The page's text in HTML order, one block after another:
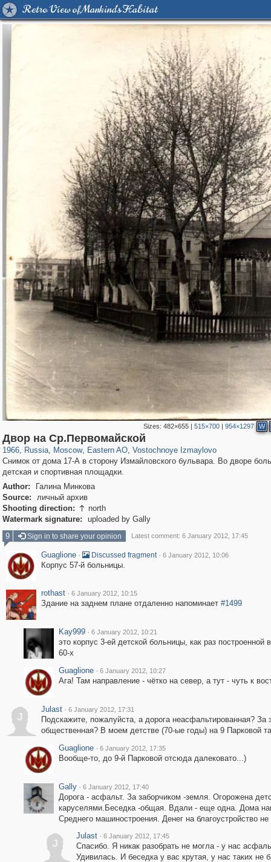
Retro View of Mankind's Habitat
Sizes:482×655 |515×700 |954×1297 W
Двор на Ср.Первомайской
1966, Russia
1,406,144 29,243
, Moscow
319,779 8,286
, Eastern AO
20,925 306
, Vostochnoye Izmaylovo
465
Снимок от дома 17-А в сторону Измайловского бульвара. Во дворе
детская и спортивная площадки.
Author:
Галина Минкова
Source:
личный архив
Shooting direction:  north
Watermark signature:
uploaded by Gally
9
Sign in to share your opinion Latest comment: 6 January 2012, 17:45
Guaglione · Discussed fragment · 6 January 2012, 10:06
Корпус 57-й больницы.
rothast · 6 January 2012, 10:15
Здание на заднем плане отдаленно напоминает #1499
Kay999 · 6 January 2012, 10:21
это корпус 3-ей детской больницы, как раз построенной
60-х
Guaglione · 6 January 2012, 10:27
Ага! Там направление - чётко на север, а тут - чуть к
J
Julast · 6 January 2012, 17:31
Подскажите, пожалуйста, а дорога неасфальтированная? За
общественная? В моем детстве (70-ые годы) на 9 Парковой
Guaglione · 6 January 2012, 17:35
Вообще-то, до 9-й Парковой отсюда далековато...)
Gally · 6 January 2012, 17:40
Дорога - асфальт. За заборчиком -земля. Огорожена
каруселями.Беседка -общая. Вдали - еще одна. Дома
Среднего машиностроения. Денег на благоустройство
J
Julast · 6 January 2012, 17:45
Спасибо. Я никак разобрать не могла - у нас
Удивилась. И беседка у вас крутая, у нас таких